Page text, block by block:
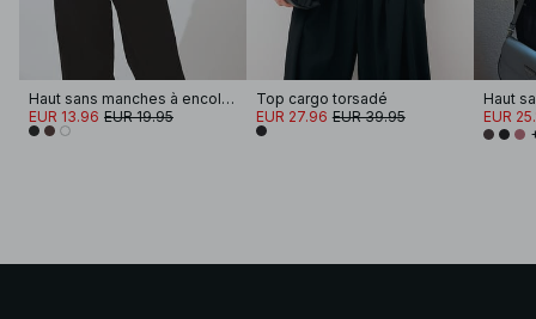
Haut sans manches à encolure en V
EUR 13.96 EUR 19.95
Top cargo torsadé
EUR 27.96 EUR 39.95
Haut
EUR